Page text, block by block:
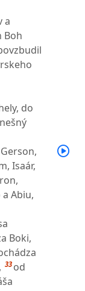
a
Boh
do
Isaár,
Abiu,
Boki,
33 od